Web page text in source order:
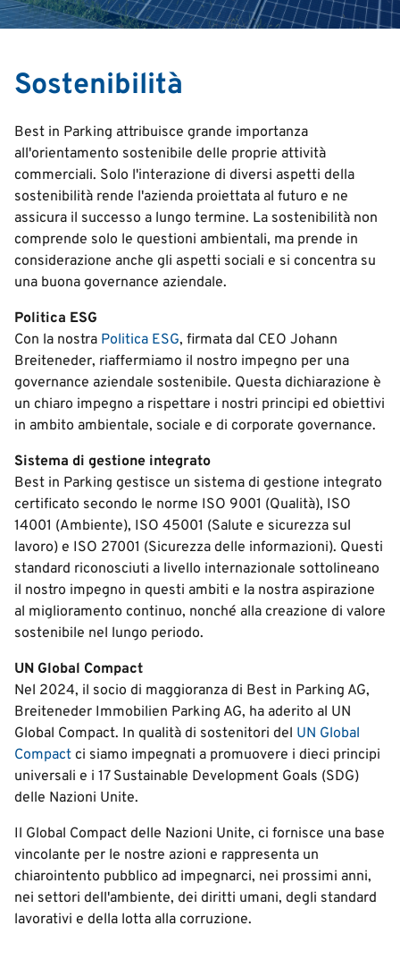
English
Italian
Deutsch
Sostenibilità
Best in Parking attribuisce grande importanza
all'orientamento sostenibile delle proprie attività
commerciali. Solo l'interazione di diversi aspetti della
sostenibilità rende l'azienda proiettata al futuro e ne
assicura il successo a lungo termine. La sostenibilità non
comprende solo le questioni ambientali, ma prende in
considerazione anche gli aspetti sociali e si concentra su
una buona governance aziendale.
Politica ESG
Con la nostra Politica ESG, firmata dal CEO Johann
Breiteneder, riaffermiamo il nostro impegno per una
governance aziendale sostenibile. Questa dichiarazione è
un chiaro impegno a rispettare i nostri principi ed obiettivi
in ambito ambientale, sociale e di corporate governance.
Sistema di gestione integrato
Best in Parking gestisce un sistema di gestione integrato
certificato secondo le norme ISO 9001 (Qualità), ISO
14001 (Ambiente), ISO 45001 (Salute e sicurezza sul
lavoro) e ISO 27001 (Sicurezza delle informazioni). Questi
standard riconosciuti a livello internazionale sottolineano
il nostro impegno in questi ambiti e la nostra aspirazione
al miglioramento continuo, nonché alla creazione di valore
sostenibile nel lungo periodo.
UN Global Compact
Nel 2024, il socio di maggioranza di Best in Parking AG,
Breiteneder Immobilien Parking AG, ha aderito al UN
Global Compact. In qualità di sostenitori del UN Global
Compact ci siamo impegnati a promuovere i dieci principi
universali e i 17 Sustainable Development Goals (SDG)
delle Nazioni Unite.
Il Global Compact delle Nazioni Unite, ci fornisce una base
vincolante per le nostre azioni e rappresenta un
chiarointento pubblico ad impegnarci, nei prossimi anni,
nei settori dell'ambiente, dei diritti umani, degli standard
lavorativi e della lotta alla corruzione.